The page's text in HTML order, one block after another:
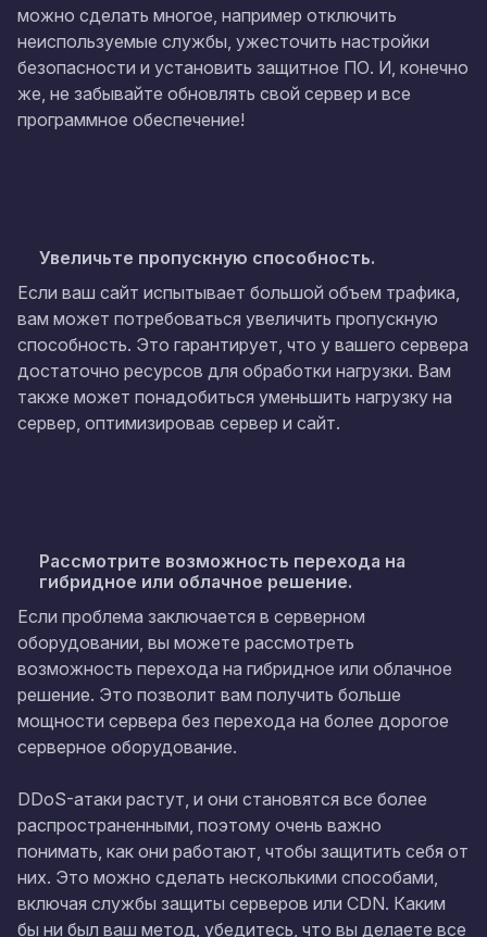
можно сделать многое, например отключить
неиспользуемые службы, ужесточить настройки
безопасности и установить защитное ПО. И, конечно
же, не забывайте обновлять свой сервер и все
программное обеспечение!
Увеличьте пропускную способность.
Если ваш сайт испытывает большой объем трафика,
вам может потребоваться увеличить пропускную
способность. Это гарантирует, что у вашего сервера
достаточно ресурсов для обработки нагрузки. Вам
также может понадобиться уменьшить нагрузку на
сервер, оптимизировав сервер и сайт.
Рассмотрите возможность перехода на
гибридное или облачное решение.
Если проблема заключается в серверном
оборудовании, вы можете рассмотреть
возможность перехода на гибридное или облачное
решение. Это позволит вам получить больше
мощности сервера без перехода на более дорогое
серверное оборудование.
DDoS-атаки растут, и они становятся все более
распространенными, поэтому очень важно
понимать, как они работают, чтобы защитить себя от
них. Это можно сделать несколькими способами,
включая службы защиты серверов или CDN. Каким
бы ни был ваш метод, убедитесь, что вы делаете все